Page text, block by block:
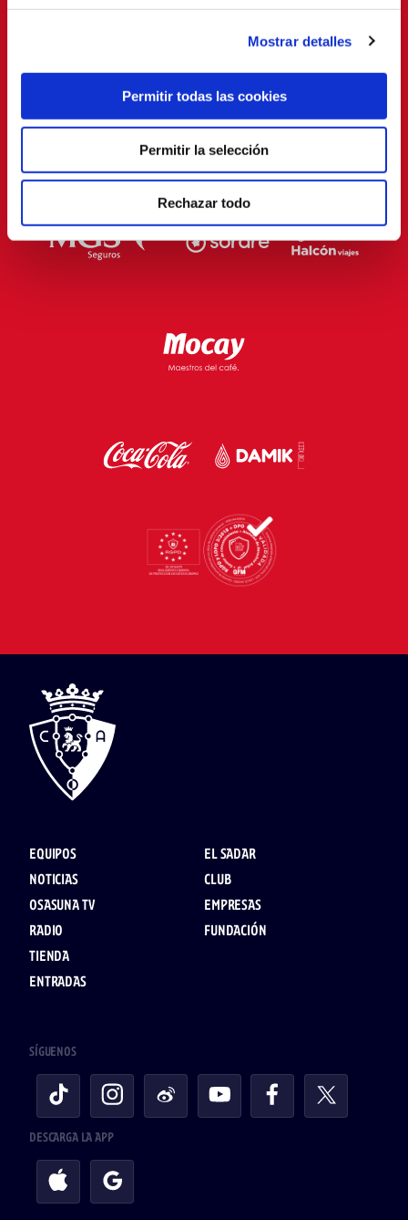
Mostrar detalles
Permitir todas las cookies
Permitir la selección
Rechazar todo
EQUIPOS
NOTICIAS
OSASUNA TV
RADIO
TIENDA
ENTRADAS
EL SADAR
CLUB
EMPRESAS
FUNDACIÓN
SÍGUENOS
DESCARGA LA APP